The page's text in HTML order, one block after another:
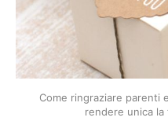
Come ringraziare parenti
rendere unica